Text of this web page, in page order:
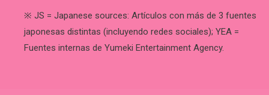
※ JS = Japanese sources: Artículos con más de 3 fuentes
japonesas distintas (incluyendo redes sociales); YEA =
Fuentes internas de Yumeki Entertainment Agency.